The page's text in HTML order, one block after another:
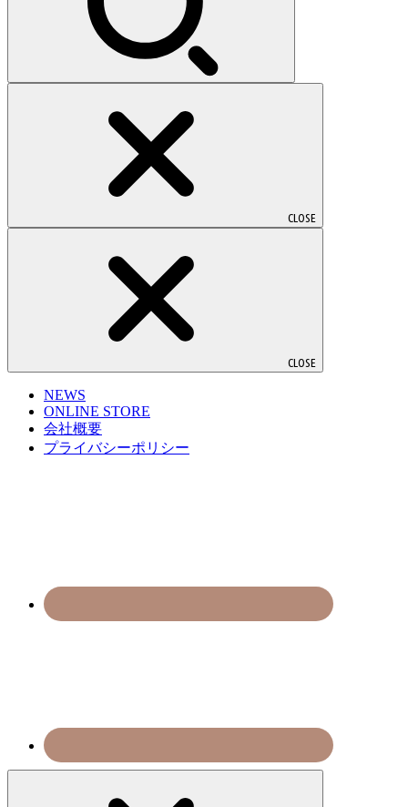
CLOSE
CLOSE
NEWS
ONLINE STORE
会社概要
プライバシーポリシー